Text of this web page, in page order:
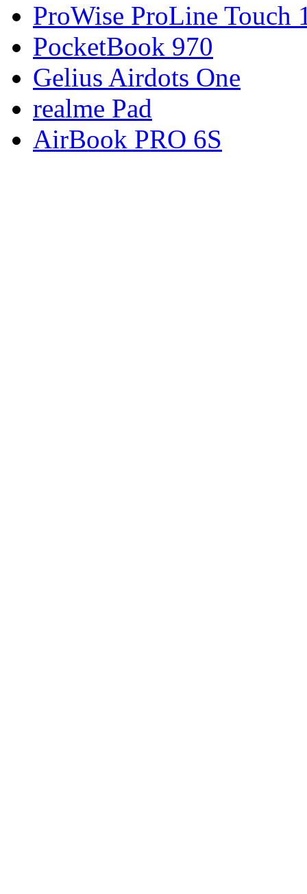
ProWise ProLine Touch
PocketBook 970
Gelius Airdots One
realme Pad
AirBook PRO 6S